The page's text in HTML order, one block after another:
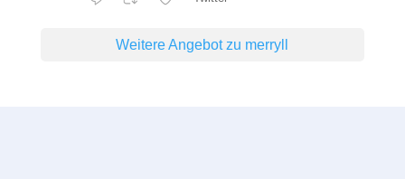
Weitere Angebot zu merryll